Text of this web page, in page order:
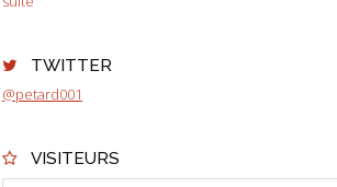
TWITTER
@petard001
VISITEURS